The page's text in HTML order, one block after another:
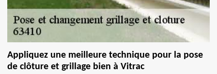
Appliquez une meilleure technique pour la pose
de clôture et grillage bien à Vitrac